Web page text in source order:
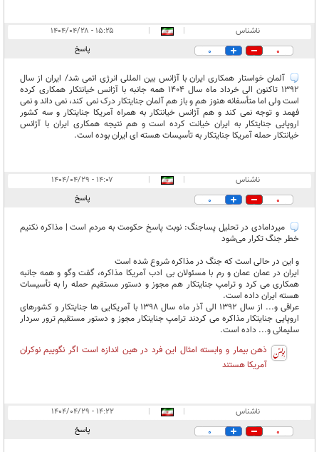
ناشناس |
|
۱۵:۲۵ - ۱۴۰۴/۰۴/۲۸
0
0 پاسخ
آلمان خواستار همکاری ایران با آژانس بین المللی انرژی اتمی شد/ ایران از سال
1392 تاکنون الی خرداد ماه سال 1404 همه جانبه با آژانس خیانتکار همکاری کرده
است ولی اما متأسفانه هنوز هم و باز هم آلمان جنایتکار درک نمی کند، نمی داند و نمی
فهمد و توجه نمی کند و هم آژانس خیانتکار به همراه آمریکا جنایتکار و سه کشور
اروپایی جنایتکار به ایران خیانت کرده است و هم نتیجه همکاری ایران با آژانس
خیانتکار حمله آمریکا جنایتکار به تأسیسات هسته ای ایران بوده است.
ناشناس |
|
۱۴:۰۷ - ۱۴۰۴/۰۴/۲۹
0
0 پاسخ
میردامادی در تحلیل پساجنگ: نوبت پاسخ حکومت به مردم است | مذاکره نکنیم
خطر جنگ تکرار می‌شود
و این در حالی است که جنگ در مذاکره شروع شده است
ایران در عمان عمان و رم با مسئولان بی ادب آمریکا مذاکره، گفت وگو و همه جانبه
همکاری می کرد و ترامپ جنایتکار هم مجوز و دستور مستقیم حمله را به تأسیسات
هسته ایران داده است.
عراقی و... از سال 1392 الی آذر ماه سال 1398 با آمریکایی ها جنایتکار و کشورهای
اروپایی جنایتکار مذاکره می کردند ترامپ جنایتکار مجوز و دستور مستقیم ترور سردار
سلیمانی و... داده است.
ذهن بیمار و وابسته امثال این فرد در هین اندازه است اگر نگوییم نوکران
آمریکا هستند
ناشناس |
|
۱۴:۲۲ - ۱۴۰۴/۰۴/۲۹
0
0 پاسخ